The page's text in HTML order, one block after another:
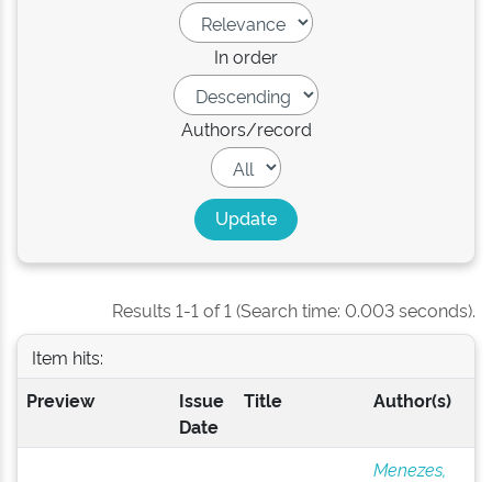
In order
Authors/record
Results 1-1 of 1 (Search time: 0.003 seconds).
Item hits:
Preview
Issue
Date
Title Author(s)
Menezes,